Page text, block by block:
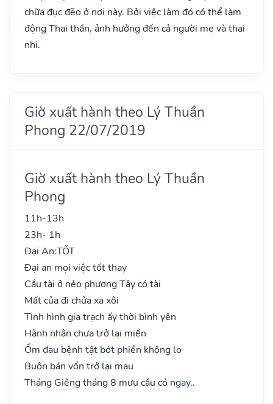
chữa đục đẽo ở nơi này. Bởi việc làm đó có thể làm
động Thai thần, ảnh hưởng đến cả người mẹ và thai
nhi.
Giờ xuất hành theo Lý Thuần
Phong 22/07/2019
Giờ xuất hành theo Lý Thuần
Phong
11h-13h
23h- 1h
Đại An:TỐT
Đại an mọi việc tốt thay
Cầu tài ở nẻo phương Tây có tài
Mất của đi chửa xa xôi
Tình hình gia trạch ấy thời bình yên
Hành nhân chưa trở lại miền
Ốm đau bệnh tật bớt phiền không lo
Buôn bán vốn trở lại mau
Tháng Giêng tháng 8 mưu cầu có ngay..